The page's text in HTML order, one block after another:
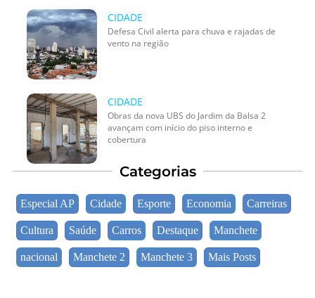
CIDADE
Defesa Civil alerta para chuva e rajadas de
vento na região
CIDADE
Obras da nova UBS do Jardim da Balsa 2
avançam com início do piso interno e
cobertura
Categorias
Especial AP Cidade Esporte Economia Carreiras
Cultura Saúde Carros Destaque Manchete
nacional Manchete 2 Manchete 3 Mais Posts